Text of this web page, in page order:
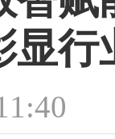
显行